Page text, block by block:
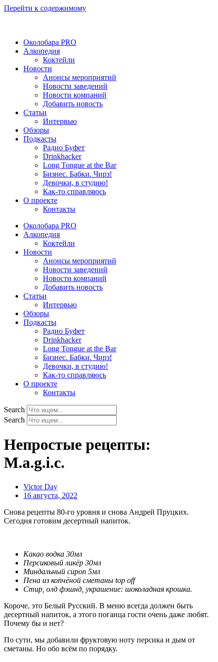
Перейти к содержимому
Околобара PRO
Алкопедия
Коктейли
Новости
Анонсы мероприятий
Новости заведений
Новости компаний
Добавить новость
Статьи
Интервью
Обзоры
Подкасты
Радио Буфет
Drinkhacker
Long Tongue at the Bar
Бизнес. Бабки. Чирз!
Девочки, в студию!
Как-то справляюсь
О проекте
Контакты
Околобара PRO
Алкопедия
Коктейли
Новости
Анонсы мероприятий
Новости заведений
Новости компаний
Добавить новость
Статьи
Интервью
Обзоры
Подкасты
Радио Буфет
Drinkhacker
Long Tongue at the Bar
Бизнес. Бабки. Чирз!
Девочки, в студию!
Как-то справляюсь
О проекте
Контакты
Search
Search
Непростые рецепты:
M.a.g.i.c.
Victor Day
16 августа, 2022
Снова рецепты 80-го уровня и снова Андрей Пруцких.
Сегодня готовим десертный напиток.
Какао водка 30мл
Персиковый ликёр 30мл
Миндальный сироп 5мл
Пена из копчёной сметаны top off
Стир, олд фэшнд, украшение: шоколадная крошка.
Короче, это Белый Русский. В меню всегда должен быть
десертный напиток, а этого поганца гости очень даже любят.
Почему бы и нет?
По сути, мы добавили фруктовую ноту персика и дым от
сметаны. Но обо всём по порядку.